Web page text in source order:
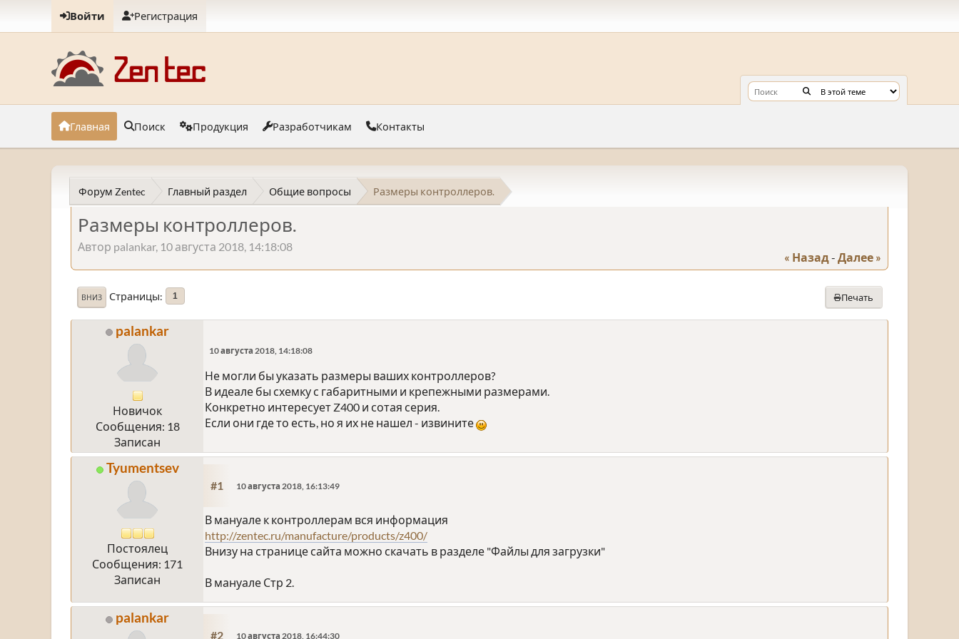
Войти Регистрация
Главная Поиск Продукция Разработчикам Контакты
Форум Zentec Главный раздел Общие вопросы Размеры контроллеров.
Размеры контроллеров.
Автор palankar, 10 августа 2018, 14:18:08
« Назад - Далее »
Печать
ВНИЗ Страницы 1
palankar
Новичок
Сообщения: 18
Записан
10 августа 2018, 14:18:08
Не могли бы указать размеры ваших контроллеров?
В идеале бы схемку с габаритными и крепежными размерами.
Конкретно интересует Z400 и сотая серия.
Если они где то есть, но я их не нашел - извините
Tyumentsev
Постоялец
Сообщения: 171
Записан
#1 10 августа 2018, 16:13:49
В мануале к контроллерам вся информация
http://zentec.ru/manufacture/products/z400/
Внизу на странице сайта можно скачать в разделе "Файлы для загрузки"
В мануале Стр 2.
palankar
#2 10 августа 2018, 16:44:30